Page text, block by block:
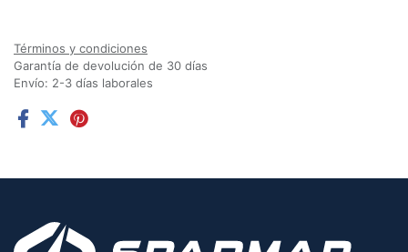
Términos y condiciones
Garantía de devolución de 30 días
Envío: 2-3 días laborales